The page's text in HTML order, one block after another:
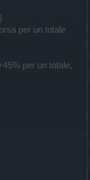
per un totale
per un totale,